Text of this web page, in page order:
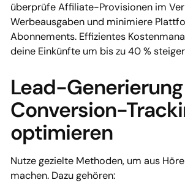
überprüfe Affiliate-Provisionen im
Werbeausgaben und minimiere
Abonnements. Effizientes
deine Einkünfte um bis zu 40 %
Lead-
Conversion-
optimieren
Nutze gezielte Methoden, um aus
machen. Dazu gehören: